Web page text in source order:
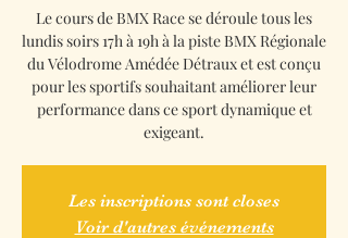
Le cours de BMX Race se déroule tous les
lundis soirs 17h à 19h à la piste BMX Régionale
du Vélodrome Amédée Détraux et est conçu
pour les sportifs souhaitant améliorer leur
performance dans ce sport dynamique et
exigeant.
Les inscriptions sont closes
Voir d'autres événements